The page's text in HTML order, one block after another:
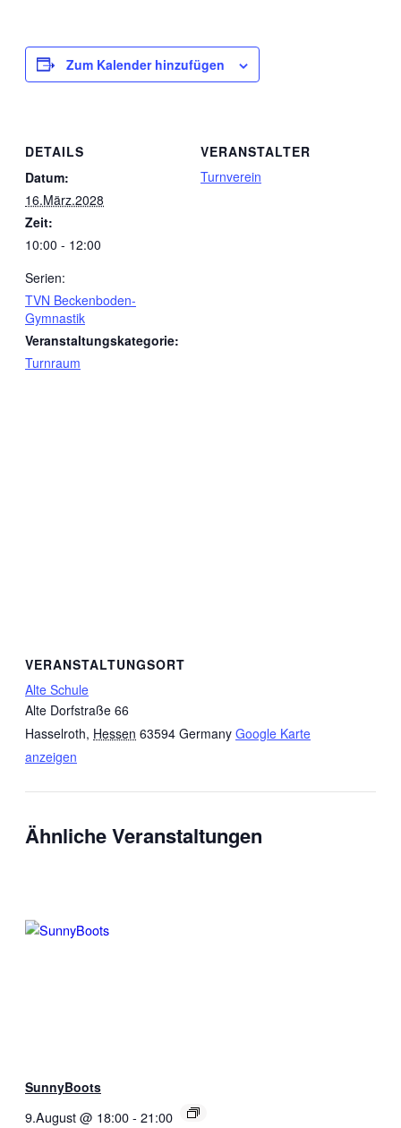
Zum Kalender hinzufügen
DETAILS
Datum:
16.März.2028
Zeit:
10:00 - 12:00
Serien:
TVN Beckenboden-
Gymnastik
Veranstaltungskategorie:
Turnraum
VERANSTALTER
Turnverein
VERANSTALTUNGSORT
Alte Schule
Alte Dorfstraße 66
Hasselroth, Hessen 63594 Germany Google Karte
anzeigen
Ähnliche Veranstaltungen
SunnyBoots
9.August @ 18:00- 21:00